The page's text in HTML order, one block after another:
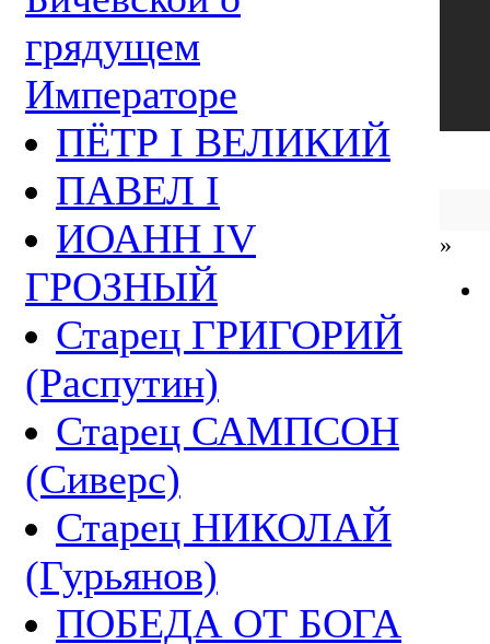
грядущем
Императоре
ПЁТР I ВЕЛИКИЙ
ПАВЕЛ I
ИОАНН IV
ГРОЗНЫЙ
Старец ГРИГОРИЙ
(Распутин)
Старец САМПСОН
(Сиверс)
Старец НИКОЛАЙ
(Гурьянов)
ПОБЕДА ОТ БОГА
»